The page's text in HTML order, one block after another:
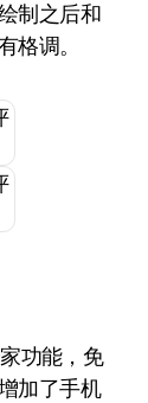
制之后和
格调。
功能，免
加了手机